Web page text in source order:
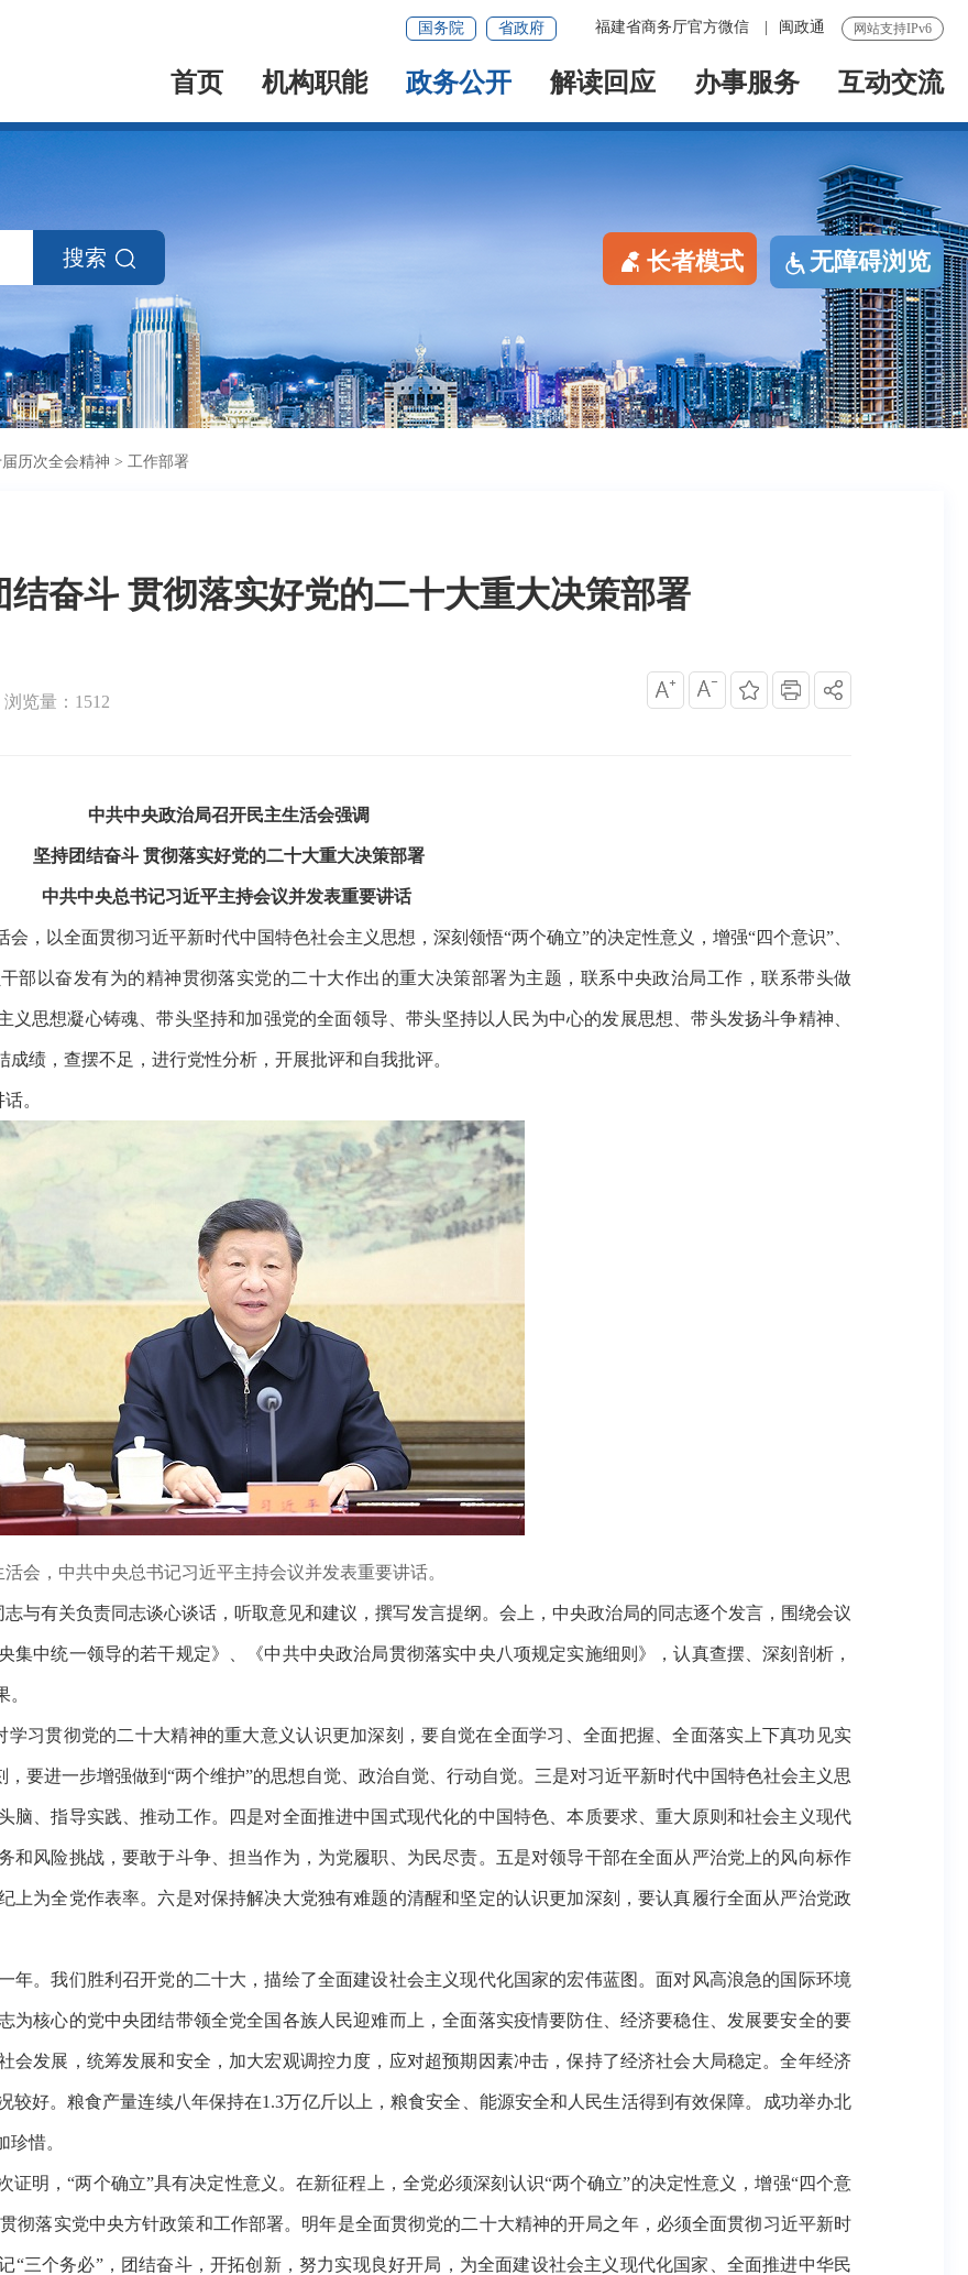
网站支持IPv6
福建省商务厅官方微信 闽政通
国务院 省政府
首页 机构职能 政务公开 解读回应 办事服务 互动交流
搜索 长者模式 无障碍浏览
历次全会精神 > 工作部署
结奋斗 贯彻落实好党的二十大重大决策部署
浏览量：1512
中共中央政治局召开民主生活会强调
坚持团结奋斗 贯彻落实好党的二十大重大决策部署
中共中央总书记习近平主持会议并发表重要讲话
会，以全面贯彻习近平新时代中国特色社会主义思想，深刻领悟“两个确立”的决定性意义，增强“四个意识”、
部以奋发有为的精神贯彻落实党的二十大作出的重大决策部署为主题，联系中央政治局工作，联系带头做
义思想凝心铸魂、带头坚持和加强党的全面领导、带头坚持以人民为中心的发展思想、带头发扬斗争精神、
绩，查摆不足，进行党性分析，开展批评和自我批评。
。
会，中共中央总书记习近平主持会议并发表重要讲话。
与有关负责同志谈心谈话，听取意见和建议，撰写发言提纲。会上，中央政治局的同志逐个发言，围绕会议
集中统一领导的若干规定》、《中共中央政治局贯彻落实中央八项规定实施细则》，认真查摆、深刻剖析，
学习贯彻党的二十大精神的重大意义认识更加深刻，要自觉在全面学习、全面把握、全面落实上下真功见实
要进一步增强做到“两个维护”的思想自觉、政治自觉、行动自觉。三是对习近平新时代中国特色社会主义思
脑、指导实践、推动工作。四是对全面推进中国式现代化的中国特色、本质要求、重大原则和社会主义现代
和风险挑战，要敢于斗争、担当作为，为党履职、为民尽责。五是对领导干部在全面从严治党上的风向标作
上为全党作表率。六是对保持解决大党独有难题的清醒和坚定的认识更加深刻，要认真履行全面从严治党政
。我们胜利召开党的二十大，描绘了全面建设社会主义现代化国家的宏伟蓝图。面对风高浪急的国际环境
为核心的党中央团结带领全党全国各族人民迎难而上，全面落实疫情要防住、经济要稳住、发展要安全的要
会发展，统筹发展和安全，加大宏观调控力度，应对超预期因素冲击，保持了经济社会大局稳定。全年经济
较好。粮食产量连续八年保持在1.3万亿斤以上，粮食安全、能源安全和人民生活得到有效保障。成功举办北
惜。
证明，“两个确立”具有决定性意义。在新征程上，全党必须深刻认识“两个确立”的决定性意义，增强“四个意
彻落实党中央方针政策和工作部署。明年是全面贯彻党的二十大精神的开局之年，必须全面贯彻习近平新时
“三个务必”，团结奋斗，开拓创新，努力实现良好开局，为全面建设社会主义现代化国家、全面推进中华民